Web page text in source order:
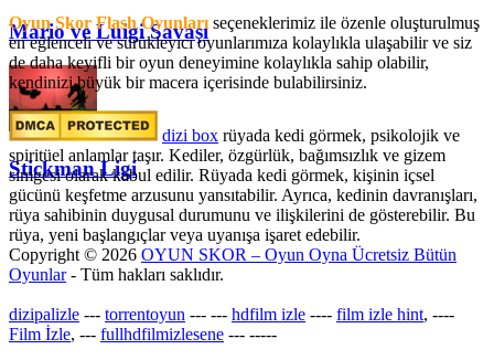
Mario ve Luigi Savaşı
Stickman Ligi
Oyun Skor Flash Oyunları seçeneklerimiz ile özenle oluşturulmuş
en eğlenceli ve sürükleyici oyunlarımıza kolaylıkla ulaşabilir ve siz
de daha keyifli bir oyun deneyimine kolaylıkla sahip olabilir,
kendinizi büyük bir macera içerisinde bulabilirsiniz.
dizi box rüyada kedi görmek​, psikolojik ve
spiritüel anlamlar taşır. Kediler, özgürlük, bağımsızlık ve gizem
simgesi olarak kabul edilir. Rüyada kedi görmek, kişinin içsel
gücünü keşfetme arzusunu yansıtabilir. Ayrıca, kedinin davranışları,
rüya sahibinin duygusal durumunu ve ilişkilerini de gösterebilir. Bu
rüya, yeni başlangıçlar veya uyanışa işaret edebilir.
Copyright © 2026 OYUN SKOR – Oyun Oyna Ücretsiz Bütün
Oyunlar- Tüm hakları saklıdır.
dizipalizle --- torrentoyun --- --- hdfilm izle ---- film izle hint, ----
Film İzle, --- fullhdfilmizlesene --- -----